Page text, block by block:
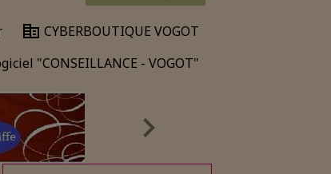
CYBERBOUTIQUE VOGOT
"CONSEILLANCE - VOGOT"